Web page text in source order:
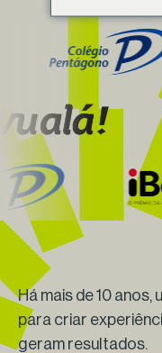
Há mais de 10
para criar
geram resultados.